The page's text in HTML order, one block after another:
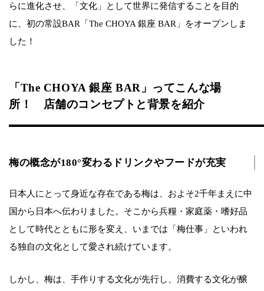
らに進化させ、「文化」として世界に発信することを目的
に、初の常設BAR「The CHOYA 銀座 BAR」をオープンしま
した！
「The CHOYA 銀座 BAR」ってこんな場
所！ 店舗のコンセプトと背景を紹介
梅の概念が180°変わるドリンクやフードが充実
日本人にとって身近な存在である梅は、およそ2千年まえに中
国から日本へ伝わりました。そこから兵糧・家庭薬・嗜好品
として時代とともに形を変え、いまでは「梅仕事」といわれ
る独自の文化として愛され続けています。
しかし、梅は、手作りする文化が先行し、消費する文化が醸